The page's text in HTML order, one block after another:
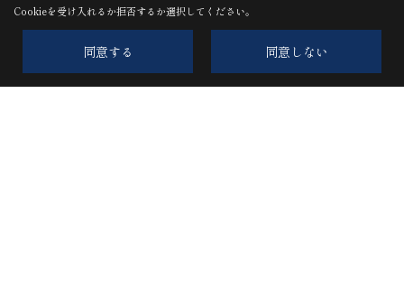
1 2 3 4 5 6
Cookieを受け入れるか拒否するか選択してください。
同意する 同意しない